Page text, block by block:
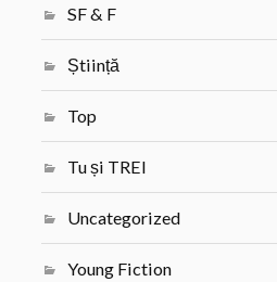
SF & F
Știință
Top
Tu și TREI
Uncategorized
Young Fiction